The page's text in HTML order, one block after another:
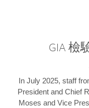
GIA 檢
In July 2025, staff
President and Chief
Moses and Vice